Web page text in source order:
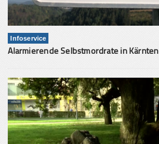
Infoservice
Alarmierende Selbstmordrate in Kärnten